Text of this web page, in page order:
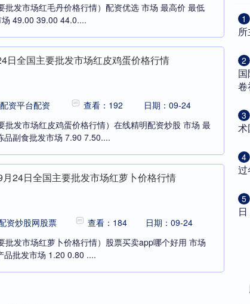
批发市场红毛丹价格行情）配资优选 市场 最高价 最低
49.00 39.00 44.0....
日全国主要批发市场红皮鸡蛋价格行情
资平台配资 查看：192
日期：09-24
批发市场红皮鸡蛋价格行情）在线精明配资炒股 市场 最
品副食批发市场 7.90 7.50....
24日全国主要批发市场红萝卜价格行情
资炒股网股票 查看：184
日期：09-24
批发市场红萝卜价格行情）股票买卖app哪个好用 市场
品批发市场 1.20 0.80 ....
1
2
卷
3
术
4
过
5